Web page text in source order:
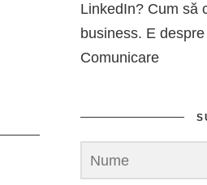
LinkedIn? Cum să
business. E
Comunicare